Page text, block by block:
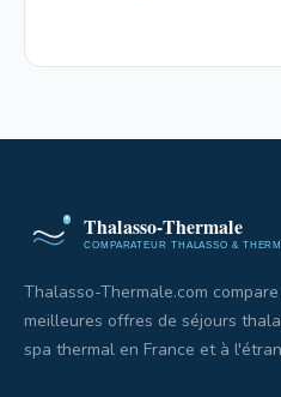
Thalasso-Thermale.com
meilleures offres de séjours
spa thermal en France et à